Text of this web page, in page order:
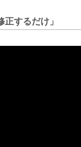
するだけ」